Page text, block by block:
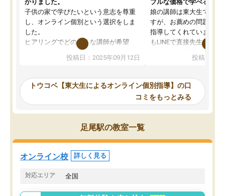
かりました。
子供の家で学びたいという意志を尊重
し、オンライン個別という選択をしま
した。
ヒアリングでどのような講師が希望
か、オプションは付帯するかなど選ぶ
事が出来ました。
ーティングを行い、その講師で良いか
見てから講師を決定する事ができま
す。
うちの子は、初回面談の講師の方で決
オンラインツールを使用した単語帳の
共有があり宿題もそちらで出される形
でした。
言う事で講師変更の申し出があり、あ
投稿日：2025年09月12日
ブルな価格で学べる
娘の講師は東大生では無
すが、お薦めの問題集や
指導してくれています。
もLINEで直接先生に質問
めれるので、個人に合
いなのがあり(有料)、受
ことをどんなスケジュー
くか相談したのですが、
ち期待したものではなく
くなってきたようなので
投稿日：
トウコベ【東大生によるオンライン個別指導】の口
コミをもっとみる
足尾駅の教室一覧
オンライン校 詳しく見る
対応エリア 全国